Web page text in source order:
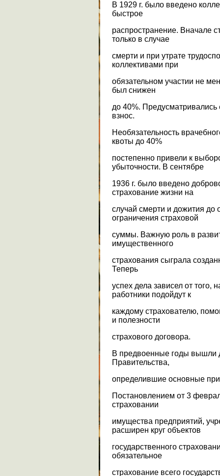
В 1929 г. было введено
быстрое
распространение. Вначале
только в случае
смерти и при утрате
коллективами при
обязательном участии не
был снижен
до 40%.
взнос.
Необязательность
квоты до 40%
постепенно привели к
убыточности. В сентябре
1936 г. было введено
страхование жизни на
случай смерти и дожития до
ограничения страховой
суммы. Важную роль в
имущественного
страхования сыграла
Теперь
успех дела зависел от того,
работники подойдут к
каждому страхователю,
и полезности
страхового договора.
В предвоенные годы вышли
Правительства,
определившие основные
Постановлением от 3
страховании
имущества предприятий,
расширен круг объектов
государственного
обязательное
страхование всего